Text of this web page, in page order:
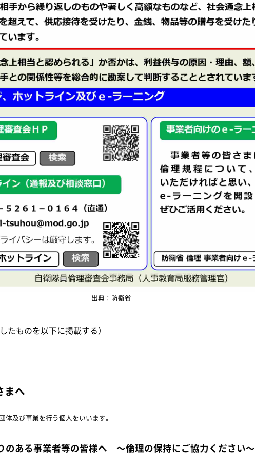
出典：防衛省
たものを以下に掲載する）
まへ
体及び事業を行う個人をいいます。
のある事業者等の皆様へ ～倫理の保持にご協力ください～